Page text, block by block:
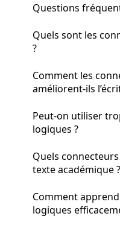
Questions
Quels sont les
?
Comment les
améliorent-ils
Peut-on utiliser
logiques ?
Quels
texte académique ?
Comment
logiques